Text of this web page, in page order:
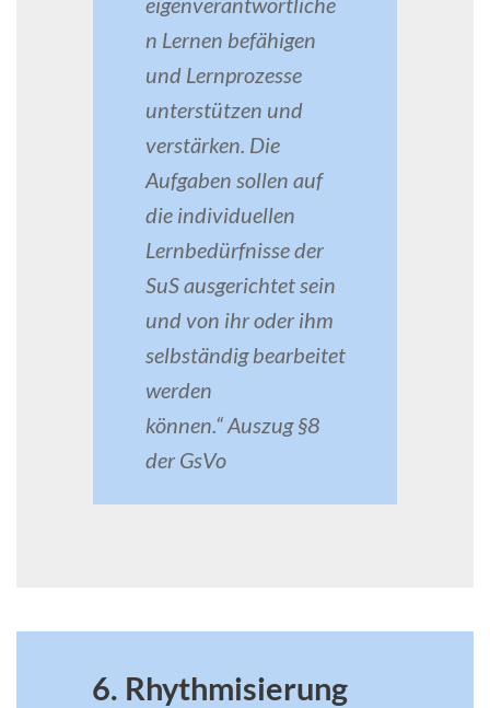
n Lernen befähigen
und Lernprozesse
unterstützen und
verstärken. Die
Aufgaben sollen auf
die individuellen
Lernbedürfnisse der
SuS ausgerichtet sein
und von ihr oder ihm
selbständig bearbeitet
werden
können.“Auszug §8
der GsVo
6. Rhythmisierung